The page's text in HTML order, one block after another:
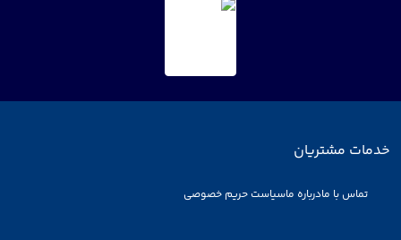
خدمات مشتریان
تماس با مادرباره ماسیاست حریم خصوصی